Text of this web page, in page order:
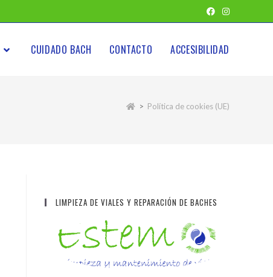
CUIDADO BACH CONTACTO ACCESIBILIDAD
> Política de cookies (UE)
LIMPIEZA DE VIALES Y REPARACIÓN DE BACHES